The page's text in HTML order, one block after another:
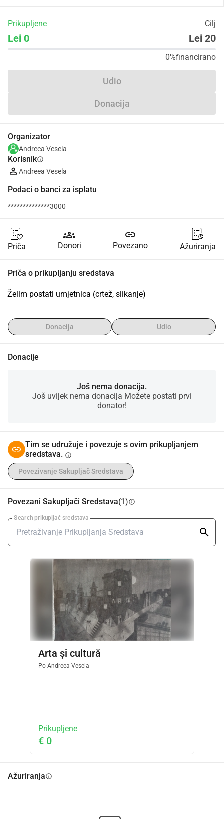
Prikupljene Cilj
Lei 0 Lei 20
0%financirano
Udio
Donacija
Organizator
Andreea Vesela
Korisnikinfo
Andreea Vesela
Podaci o banci za isplatu
**************3000
Priča
groups
Donori
link
Povezano Ažuriranja
Priča o prikupljanju sredstava
Želim postati umjetnica (crtež, slikanje)
Donacija Udio
Donacije
Još nema donacija.
Još uvijek nema donacija Možete postati prvi
donator!
Tim se udružuje i povezuje s ovim prikupljanjem
sredstava. info
Povezivanje Sakupljač Sredstava
Povezani Sakupljači Sredstava(1)info
Search prikupljač sredstava
Arta și cultură
PoAndreea Vesela
Prikupljene
€ 0
Ažuriranjainfo